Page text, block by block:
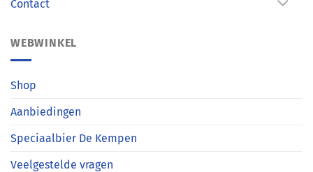
Contact
WEBWINKEL
Shop
Aanbiedingen
Speciaalbier De Kempen
Veelgestelde vragen